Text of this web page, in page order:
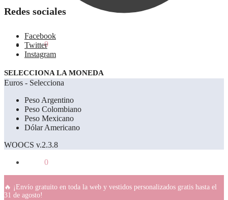
0.00€ 0
Redes sociales
Facebook
Twitter
Instagram
SELECCIONA LA MONEDA
Euros - Selecciona
Peso Argentino
Peso Colombiano
Peso Mexicano
Dólar Americano
WOOCS v.2.3.8
0
🔥 ¡Envío gratuito en toda la web y vestidos personalizados gratis hasta el
31 de agosto!